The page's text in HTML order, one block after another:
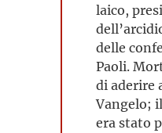
laico,
delle
Paoli.
di aderire
Vangelo;
era stato